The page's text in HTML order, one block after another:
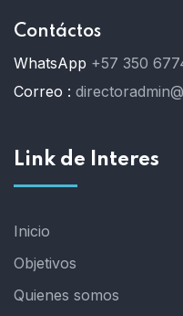
Contáctos
WhatsApp +57 350
Correo :
Link de Interes
Inicio
Objetivos
Quienes somos